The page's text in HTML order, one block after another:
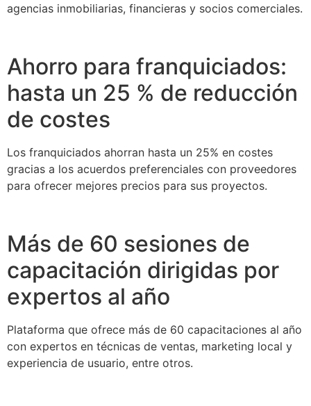
agencias inmobiliarias, financieras y socios comerciales.
Ahorro para franquiciados:
hasta un 25 % de reducción
de costes
Los franquiciados ahorran hasta un 25% en costes
gracias a los acuerdos preferenciales con proveedores
para ofrecer mejores precios para sus proyectos.
Más de 60 sesiones de
capacitación dirigidas por
expertos al año
Plataforma que ofrece más de 60 capacitaciones al año
con expertos en técnicas de ventas, marketing local y
experiencia de usuario, entre otros.